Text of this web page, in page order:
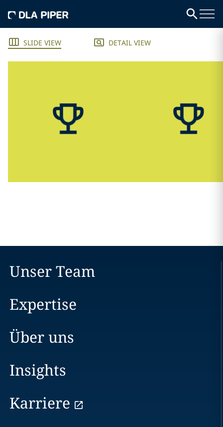
SLIDE VIEW DETAIL VIEW
Unser Team
Expertise
Über uns
Insights
Karriere